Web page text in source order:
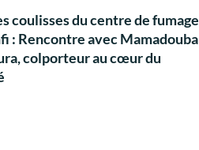
coulisses du centre de fumage
: Rencontre avec Mamadouba
colporteur au cœur du